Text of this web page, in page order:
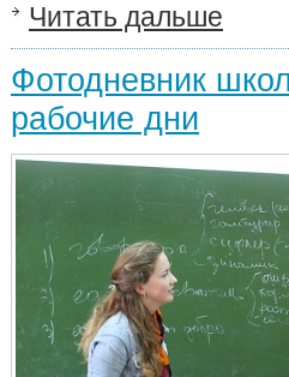
Читать дальше
Фотодневник
рабочие дни